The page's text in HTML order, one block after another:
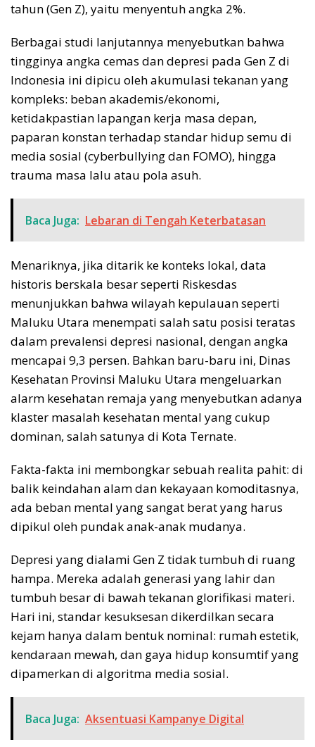
tahun (Gen Z), yaitu menyentuh angka 2%.
Berbagai studi lanjutannya menyebutkan bahwa
tingginya angka cemas dan depresi pada Gen Z di
Indonesia ini dipicu oleh akumulasi tekanan yang
kompleks: beban akademis/ekonomi,
ketidakpastian lapangan kerja masa depan,
paparan konstan terhadap standar hidup semu di
media sosial (cyberbullying dan FOMO), hingga
trauma masa lalu atau pola asuh.
Baca Juga: Lebaran di Tengah Keterbatasan
Menariknya, jika ditarik ke konteks lokal, data
historis berskala besar seperti Riskesdas
menunjukkan bahwa wilayah kepulauan seperti
Maluku Utara menempati salah satu posisi teratas
dalam prevalensi depresi nasional, dengan angka
mencapai 9,3 persen. Bahkan baru-baru ini, Dinas
Kesehatan Provinsi Maluku Utara mengeluarkan
alarm kesehatan remaja yang menyebutkan adanya
klaster masalah kesehatan mental yang cukup
dominan, salah satunya di Kota Ternate.
Fakta-fakta ini membongkar sebuah realita pahit: di
balik keindahan alam dan kekayaan komoditasnya,
ada beban mental yang sangat berat yang harus
dipikul oleh pundak anak-anak mudanya.
Depresi yang dialami Gen Z tidak tumbuh di ruang
hampa. Mereka adalah generasi yang lahir dan
tumbuh besar di bawah tekanan glorifikasi materi.
Hari ini, standar kesuksesan dikerdilkan secara
kejam hanya dalam bentuk nominal: rumah estetik,
kendaraan mewah, dan gaya hidup konsumtif yang
dipamerkan di algoritma media sosial.
Baca Juga: Aksentuasi Kampanye Digital